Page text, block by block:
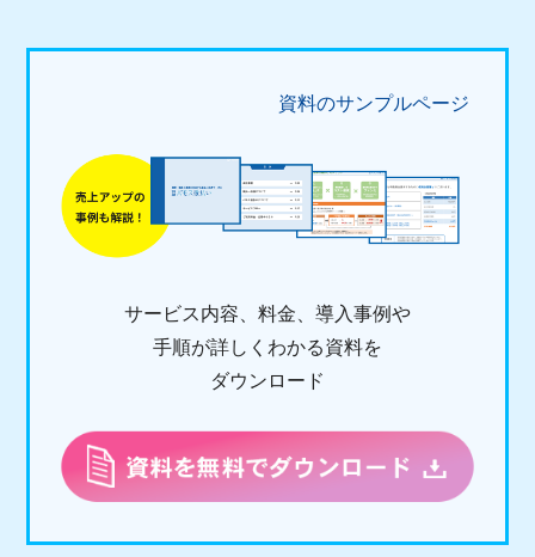
資料のサンプルページ
サービス内容、料金、導入事例や
手順が詳しくわかる資料を
ダウンロード